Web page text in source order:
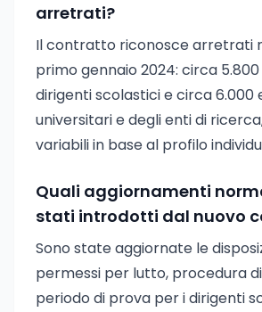
arretrati?
Il contratto riconosce arretrati
primo gennaio 2024: circa
dirigenti scolastici e circa 6.000
universitari e degli enti di
variabili in base al profilo
Quali aggiornamenti
stati introdotti dal nuovo
Sono state aggiornate le
permessi per lutto, procedura
periodo di prova per i dirigenti